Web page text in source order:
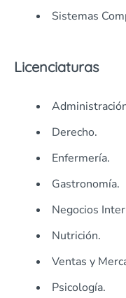
Sistemas
Licenciaturas
Derecho.
Enfermería.
Gastronomía.
Negocios
Nutrición.
Ventas y
Psicología.